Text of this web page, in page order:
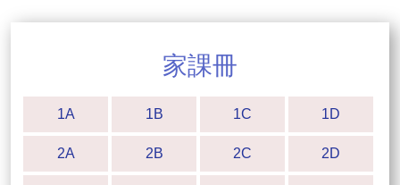
家課冊
1A 1B 1C 1D
2A 2B 2C 2D